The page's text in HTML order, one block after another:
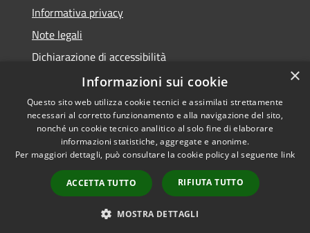
Informativa privacy
Note legali
Dichiarazione di accessibilità
Accessibilità
Privacy
Mappa del sito
Area riservata dipendenti
Copyright © 2026 • Comune di
Caltanissetta • Powered by
Municipium•Accesso
redazione
×
Informazioni sui cookie
Questo sito web utilizza cookie tecnici e assimilati strettamente
necessari al corretto funzionamento e alla navigazione del sito,
nonché un cookie tecnico analitico al solo fine di elaborare
informazioni statistiche, aggregate e anonime.
Per maggiori dettagli, può consultare la cookie policy al seguente link
ACCETTA TUTTO RIFIUTA TUTTO
MOSTRA DETTAGLI